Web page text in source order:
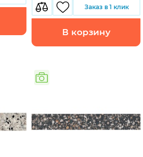
Заказ в 1 клик
В корзину